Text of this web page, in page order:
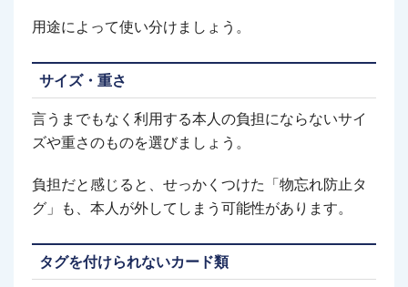
用途によって使い分けましょう。
サイズ・重さ
言うまでもなく利用する本人の負担にならないサイ
ズや重さのものを選びましょう。
負担だと感じると、せっかくつけた「物忘れ防止タ
グ」も、本人が外してしまう可能性があります。
タグを付けられないカード類